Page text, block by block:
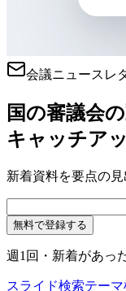
会議ニュースレ
国の審議会
キャッチア
新着資料を要点の見
無料で登録する
週1回・新着があっ
スライド検索テー